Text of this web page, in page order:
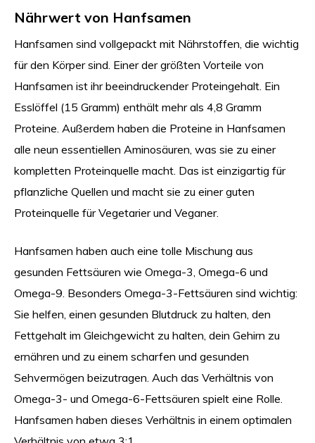
Nährwert von Hanfsamen
Hanfsamen sind vollgepackt mit Nährstoffen, die wichtig
für den Körper sind. Einer der größten Vorteile von
Hanfsamen ist ihr beeindruckender Proteingehalt. Ein
Esslöffel (15 Gramm) enthält mehr als 4,8 Gramm
Proteine. Außerdem haben die Proteine in Hanfsamen
alle neun essentiellen Aminosäuren, was sie zu einer
kompletten Proteinquelle macht. Das ist einzigartig für
pflanzliche Quellen und macht sie zu einer guten
Proteinquelle für Vegetarier und Veganer.
Hanfsamen haben auch eine tolle Mischung aus
gesunden Fettsäuren wie Omega-3, Omega-6 und
Omega-9. Besonders Omega-3-Fettsäuren sind wichtig:
Sie helfen, einen gesunden Blutdruck zu halten, den
Fettgehalt im Gleichgewicht zu halten, dein Gehirn zu
ernähren und zu einem scharfen und gesunden
Sehvermögen beizutragen. Auch das Verhältnis von
Omega-3- und Omega-6-Fettsäuren spielt eine Rolle.
Hanfsamen haben dieses Verhältnis in einem optimalen